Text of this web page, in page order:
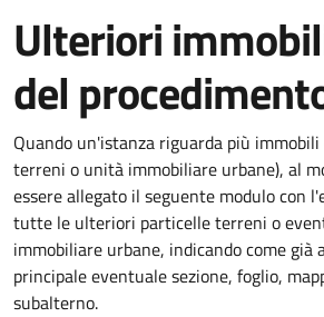
Ulteriori
del
Quando un'istanza riguarda più
terreni o unità immobiliare urbane), al
essere allegato il seguente modulo con
tutte le ulteriori particelle terreni o
immobiliare urbane, indicando come già
principale eventuale sezione, foglio,
subalterno.